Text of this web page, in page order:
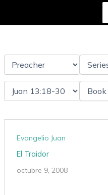
Evangelio Juan
El Traidor
octubre 9, 2008